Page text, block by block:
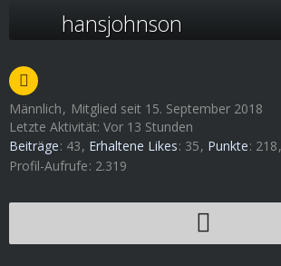
hansjohnson
Männlich
Mitglied seit 15. September 2018
Letzte Aktivität: Vor 13 Stunden
Beiträge 43 Erhaltene Likes 35 Punkte 218
Profil-Aufrufe 2.319